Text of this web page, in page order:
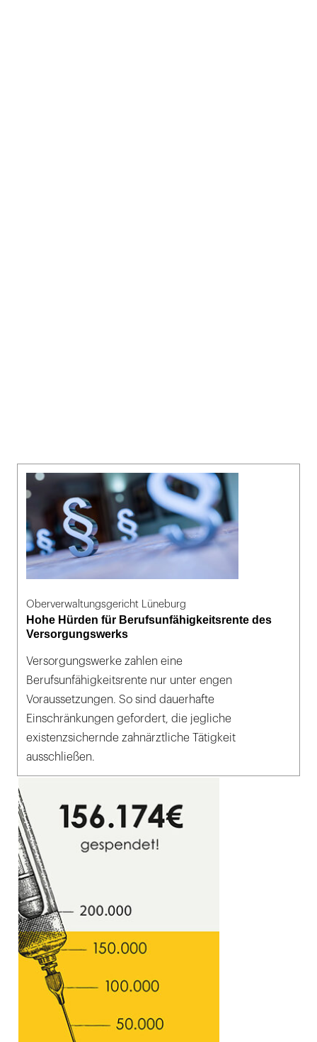
Oberverwaltungsgericht Lüneburg
Hohe Hürden für Berufsunfähigkeitsrente des
Versorgungswerks
Versorgungswerke zahlen eine
Berufsunfähigkeitsrente nur unter engen
Voraussetzungen. So sind dauerhafte
Einschränkungen gefordert, die jegliche
existenzsichernde zahnärztliche Tätigkeit
ausschließen.